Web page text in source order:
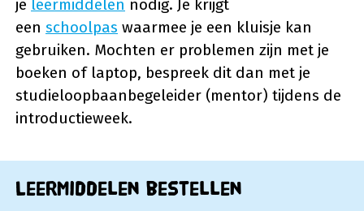
je leermiddelen nodig. Je krijgt
een schoolpas waarmee je een kluisje kan
gebruiken. Mochten er problemen zijn met je
boeken of laptop, bespreek dit dan met je
studieloopbaanbegeleider (mentor) tijdens de
introductieweek.
Leermiddelen bestellen